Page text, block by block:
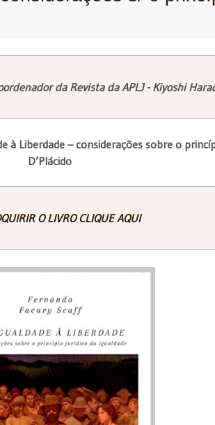
da Revista da APLJ - Kiyoshi
à Liberdade – considerações sobre o
D’Plácido
O LIVRO CLIQUE AQUI